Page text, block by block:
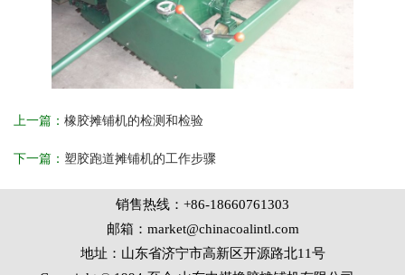
上一篇： 橡胶摊铺机的检测和检验
下一篇： 塑胶跑道摊铺机的工作步骤
销售热线：+86-18660761303
邮箱：market@chinacoalintl.com
地址：山东省济宁市高新区开源路北11号